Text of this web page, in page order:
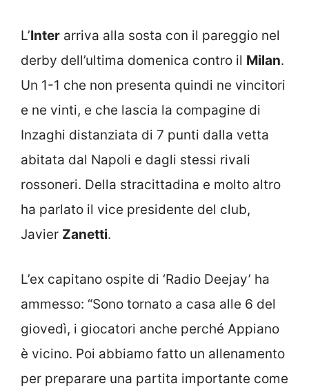
L’Inter arriva alla sosta con il pareggio nel
derby dell’ultima domenica contro il Milan.
Un 1-1 che non presenta quindi ne vincitori
e ne vinti, e che lascia la compagine di
Inzaghi distanziata di 7 punti dalla vetta
abitata dal Napoli e dagli stessi rivali
rossoneri. Della stracittadina e molto altro
ha parlato il vice presidente del club,
Javier Zanetti.
L’ex capitano ospite di ‘Radio Deejay’ ha
ammesso: “Sono tornato a casa alle 6 del
giovedì, i giocatori anche perché Appiano
è vicino. Poi abbiamo fatto un allenamento
per preparare una partita importante come